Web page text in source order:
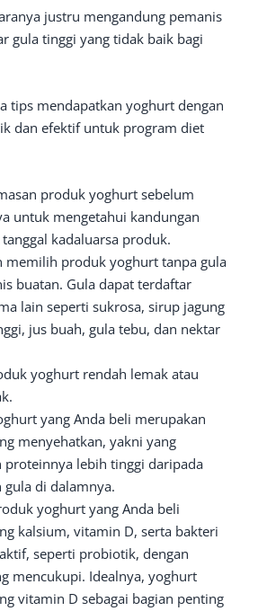
justru mengandung pemanis
gula tinggi yang tidak baik bagi
tips mendapatkan yoghurt dengan
dan efektif untuk program diet
produk yoghurt sebelum
untuk mengetahui kandungan
kadaluarsa produk.
memilih produk yoghurt tanpa gula
buatan. Gula dapat terdaftar
lain seperti sukrosa, sirup jagung
jus buah, gula tebu, dan nektar
yoghurt rendah lemak atau
yang Anda beli merupakan
menyehatkan, yakni yang
proteinnya lebih tinggi daripada
gula di dalamnya.
yoghurt yang Anda beli
kalsium, vitamin D, serta bakteri
seperti probiotik, dengan
mencukupi. Idealnya, yoghurt
vitamin D sebagai bagian penting